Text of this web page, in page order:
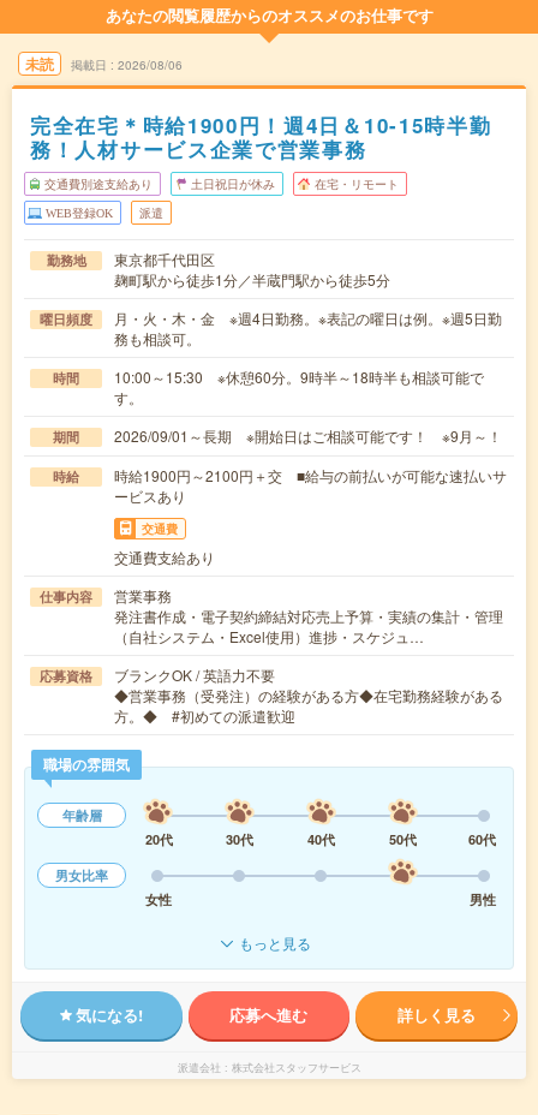
あなたの閲覧履歴からのオススメのお仕事です
未読 掲載日 2026/08/06
完全在宅＊時給1900円！週4日＆10-15時半勤
務！人材サービス企業で営業事務
交通費別途支給あり 土日祝日が休み 在宅・リモート
WEB登録OK 派遣
勤務地
東京都千代田区
麹町駅から徒歩1分／半蔵門駅から徒歩5分
曜日頻度
月・火・木・金 ※週4日勤務。※表記の曜日は例。※週5日勤
務も相談可。
時間
10:00～15:30 ※休憩60分。9時半～18時半も相談可能で
す。
期間 2026/09/01～長期 ※開始日はご相談可能です！ ※9月～！
時給
時給1900円～2100円＋交 ■給与の前払いが可能な速払いサ
ービスあり
交通費
交通費支給あり
仕事内容
営業事務
発注書作成・電子契約締結対応売上予算・実績の集計・管理
（自社システム・Excel使用）進捗・スケジュ…
応募資格
ブランクOK / 英語力不要
◆営業事務（受発注）の経験がある方◆在宅勤務経験がある
方。◆ #初めての派遣歓迎
職場の雰囲気
年齢層
20代
30代 40代 50代
60代
男女比率
女性
男性
もっと見る
気になる! 応募へ進む 詳しく見る
派遣会社 株式会社スタッフサービス